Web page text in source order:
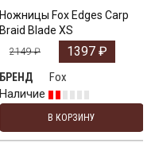
Ножницы Fox Edges Carp
Braid Blade XS
2149₽ 1397 ₽
БРЕНД
Fox
Наличие
В КОРЗИНУ